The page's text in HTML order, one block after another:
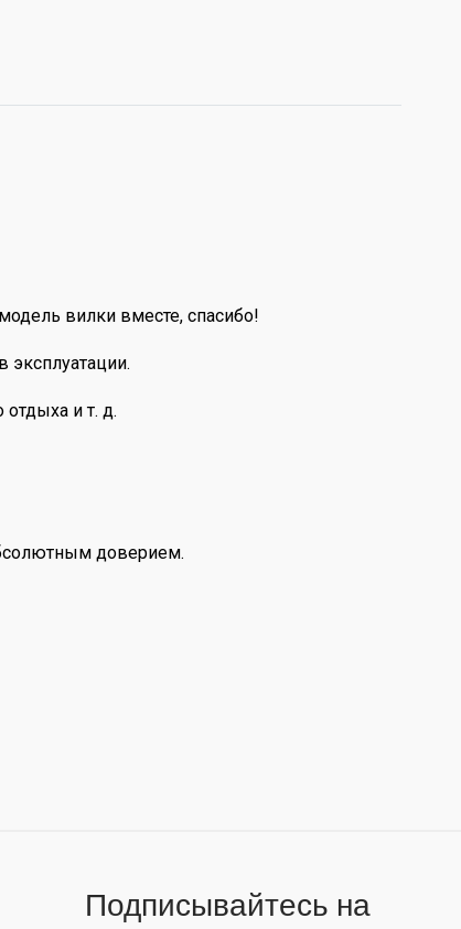
вилки вместе, спасибо!
эксплуатации.
отдыха и т. д.
доверием.
Подписывайтесь на